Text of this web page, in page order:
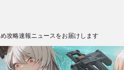
攻略速報ニュースをお届けします